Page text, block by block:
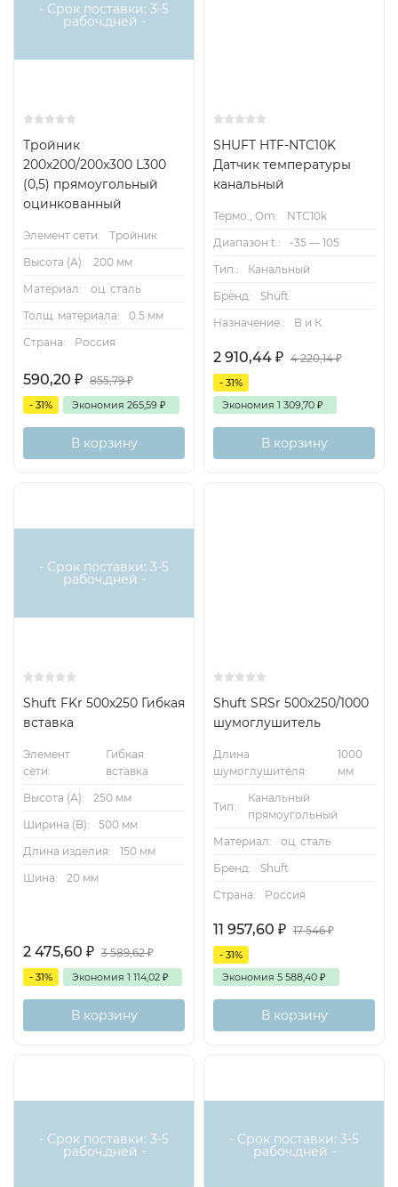
- Срок поставки: 3-5
рабоч.дней -
Тройник
200х200/200х300 L300
(0,5) прямоугольный
оцинкованный
Элемент сети:
Тройник
Высота (А):
200 мм
Материал:
оц. сталь
Толщ. материала:
0.5 мм
Страна:
Россия
590,20 ₽ 855,79₽
- 31% Экономия 265,59 ₽
В корзину
SHUFT HTF-NTC10K
Датчик температуры
канальный
Термо., Om:
NTC10k
Диапазон t.:
-35 — 105
Тип.:
Канальный
Бренд:
Shuft
Назначение.:
В и К
2 910,44 ₽ 4 220,14₽
- 31%
Экономия 1 309,70 ₽
В корзину
- Срок поставки: 3-5
рабоч.дней -
Shuft FKr 500x250 Гибкая
вставка
Элемент
сети:
Гибкая
вставка
Высота (А):
250 мм
Ширина (B):
500 мм
Длина изделия:
150 мм
Шина:
20 мм
2 475,60 ₽ 3 589,62₽
- 31% Экономия 1 114,02 ₽
В корзину
Shuft SRSr 500x250/1000
шумоглушитель
Длина
шумоглушителя:
1000
мм
Тип.:
Канальный
прямоугольный
Материал:
оц. сталь
Бренд:
Shuft
Страна:
Россия
11 957,60 ₽ 17 546₽
- 31%
Экономия 5 588,40 ₽
В корзину
- Срок поставки: 3-5
рабоч.дней -
- Срок поставки: 3-5
рабоч.дней -